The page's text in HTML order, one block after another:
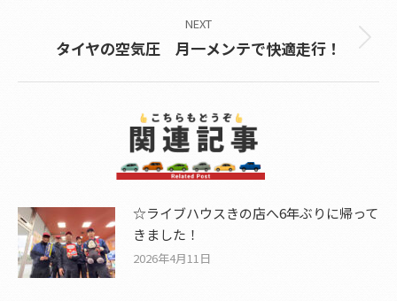
NEXT
Next
タイヤの空気圧 月一メンテで快適走行！
☆ライブハウスきの店へ6年ぶりに帰って
きました！
2026年4月11日